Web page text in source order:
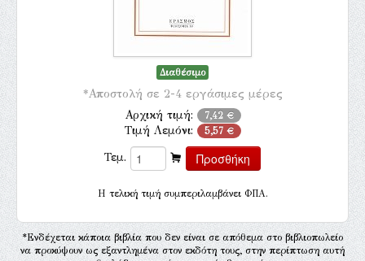
Διαθέσιμο
*Αποστολή σε 2-4 εργάσιμες μέρες
Αρχική τιμή: 7,42 €
Τιμή Λεμόνι: 5,57 €
Τεμ.
H τελική τιμή συμπεριλαμβάνει ΦΠΑ.
*Ενδέχεται κάποια βιβλία που δεν είναι σε απόθεμα στο βιβλιοπωλείο
να προκύψουν ως εξαντλημένα στον εκδότη τους, στην περίπτωση αυτή